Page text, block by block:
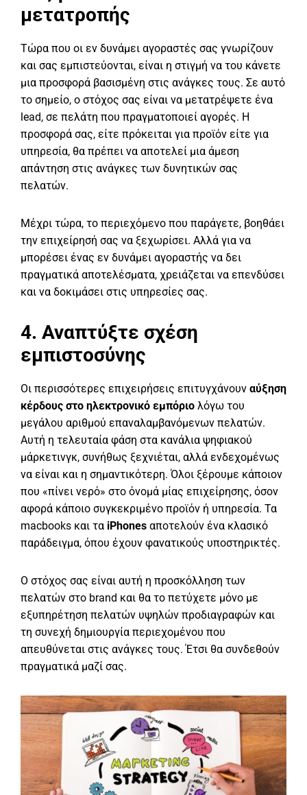
μετατροπής
Τώρα που οι εν δυνάμει αγοραστές σας γνωρίζουν
και σας εμπιστεύονται, είναι η στιγμή να του κάνετε
μια προσφορά βασισμένη στις ανάγκες τους. Σε αυτό
το σημείο, ο στόχος σας είναι να μετατρέψετε ένα
lead, σε πελάτη που πραγματοποιεί αγορές. Η
προσφορά σας, είτε πρόκειται για προϊόν είτε για
υπηρεσία, θα πρέπει να αποτελεί μια άμεση
απάντηση στις ανάγκες των δυνητικών σας
πελατών.
Μέχρι τώρα, το περιεχόμενο που παράγετε, βοηθάει
την επιχείρησή σας να ξεχωρίσει. Αλλά για να
μπορέσει ένας εν δυνάμει αγοραστής να δει
πραγματικά αποτελέσματα, χρειάζεται να επενδύσει
και να δοκιμάσει στις υπηρεσίες σας.
4. Αναπτύξτε σχέση
εμπιστοσύνης
Οι περισσότερες επιχειρήσεις επιτυγχάνουν αύξηση
κέρδους στο ηλεκτρονικό εμπόριο λόγω του
μεγάλου αριθμού επαναλαμβανόμενων πελατών.
Αυτή η τελευταία φάση στα κανάλια ψηφιακού
μάρκετινγκ, συνήθως ξεχνιέται, αλλά ενδεχομένως
να είναι και η σημαντικότερη. Όλοι ξέρουμε κάποιον
που «πίνει νερό» στο όνομά μίας επιχείρησης, όσον
αφορά κάποιο συγκεκριμένο προϊόν ή υπηρεσία. Τα
macbooks και τα iPhones αποτελούν ένα κλασικό
παράδειγμα, όπου έχουν φανατικούς υποστηρικτές.
Ο στόχος σας είναι αυτή η προσκόλληση των
πελατών στο brand και θα το πετύχετε μόνο με
εξυπηρέτηση πελατών υψηλών προδιαγραφών και
τη συνεχή δημιουργία περιεχομένου που
απευθύνεται στις ανάγκες τους. Έτσι θα συνδεθούν
πραγματικά μαζί σας.